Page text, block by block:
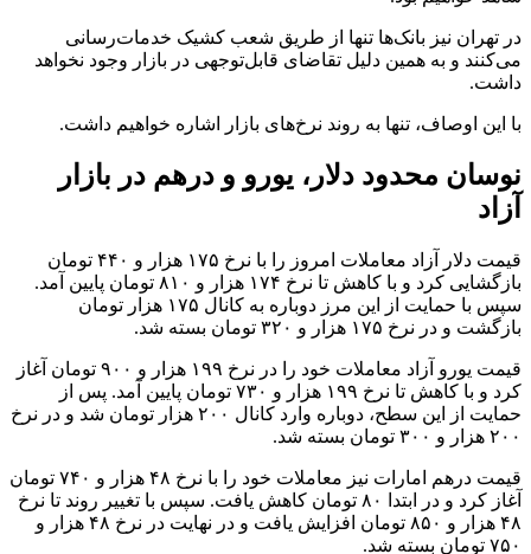
در تهران نیز بانک‌ها تنها از طریق شعب کشیک خدمات‌رسانی
می‌کنند و به همین دلیل تقاضای قابل‌توجهی در بازار وجود نخواهد
داشت.
با این اوصاف، تنها به روند نرخ‌های بازار اشاره خواهیم داشت.
نوسان محدود دلار، یورو و درهم در بازار
آزاد
قیمت دلار آزاد معاملات امروز را با نرخ ۱۷۵ هزار و ۴۴۰ تومان
بازگشایی کرد و با کاهش تا نرخ ۱۷۴ هزار و ۸۱۰ تومان پایین آمد.
سپس با حمایت از این مرز دوباره به کانال ۱۷۵ هزار تومان
بازگشت و در نرخ ۱۷۵ هزار و ۳۲۰ تومان بسته شد.
قیمت یورو آزاد معاملات خود را در نرخ ۱۹۹ هزار و ۹۰۰ تومان آغاز
کرد و با کاهش تا نرخ ۱۹۹ هزار و ۷۳۰ تومان پایین آمد. پس از
حمایت از این سطح، دوباره وارد کانال ۲۰۰ هزار تومان شد و در نرخ
۲۰۰ هزار و ۳۰۰ تومان بسته شد.
قیمت درهم امارات نیز معاملات خود را با نرخ ۴۸ هزار و ۷۴۰ تومان
آغاز کرد و در ابتدا ۸۰ تومان کاهش یافت. سپس با تغییر روند تا نرخ
۴۸ هزار و ۸۵۰ تومان افزایش یافت و در نهایت در نرخ ۴۸ هزار و
۷۵۰ تومان بسته شد.